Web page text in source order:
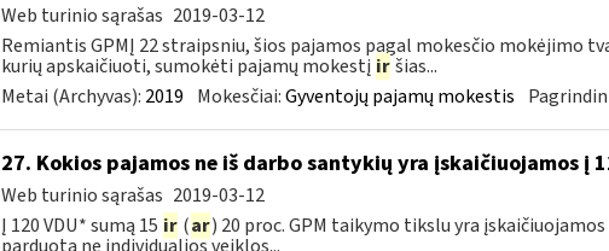
Web turinio sąrašas 2019-03-12
Remiantis GPMĮ 22 straipsniu, šios pajamos pagal mokesčio mokėjimo
kurių apskaičiuoti, sumokėti pajamų mokestį ir šias...
Metai (Archyvas): 2019 Mokesčiai:Gyventojų pajamų mokestis
27. Kokios pajamos ne iš darbo santykių yra įskaičiuojamos į
Web turinio sąrašas 2019-03-12
Į 120 VDU* sumą 15 ir (ar) 20 proc. GPM taikymo tikslu yra